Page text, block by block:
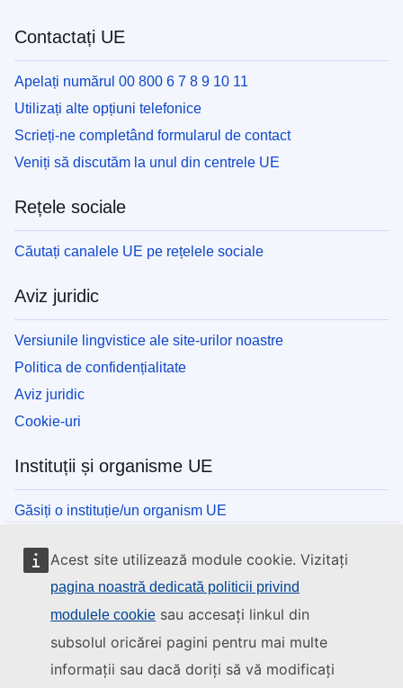
Acest site utilizează module cookie. Vizitați
pagina noastră dedicată politicii privind
modulele cookie sau accesați linkul din
subsolul oricărei pagini pentru mai multe
informații sau dacă doriți să vă modificați
Contactați UE
Apelați numărul 00 800 6 7 8 9 10 11
Utilizați alte opțiuni telefonice
Scrieți-ne completând formularul de contact
Veniți să discutăm la unul din centrele UE
Rețele sociale
Căutați canalele UE pe rețelele sociale
Aviz juridic
Versiunile lingvistice ale site-urilor noastre
Politica de confidențialitate
Aviz juridic
Cookie-uri
Instituții și organisme UE
Găsiți o instituție/un organism UE